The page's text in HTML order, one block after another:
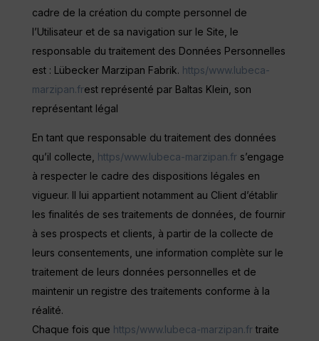
cadre de la création du compte personnel de
l’Utilisateur et de sa navigation sur le Site, le
responsable du traitement des Données Personnelles
est : Lübecker Marzipan Fabrik. https/www.lubeca-
marzipan.frest représenté par Baltas Klein, son
représentant légal
En tant que responsable du traitement des données
qu’il collecte, https/www.lubeca-marzipan.frs’engage
à respecter le cadre des dispositions légales en
vigueur. Il lui appartient notamment au Client d’établir
les finalités de ses traitements de données, de fournir
à ses prospects et clients, à partir de la collecte de
leurs consentements, une information complète sur le
traitement de leurs données personnelles et de
maintenir un registre des traitements conforme à la
réalité.
Chaque fois que https/www.lubeca-marzipan.frtraite